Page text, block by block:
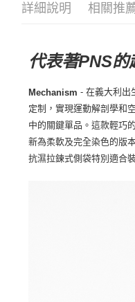
詳細說明 相關推
代表著PNS
Mechanism - 在義大利出
定制，實現運動解剖學和
中的關鍵單品。這款輕巧
新為柔軟及完全染色的版
抗濕拉鍊式側袋特別適合